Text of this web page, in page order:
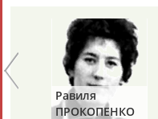
Стадион, 1998-2026
Разработка и поддержка ООО
Равиля
ПРОКОПЕНКО